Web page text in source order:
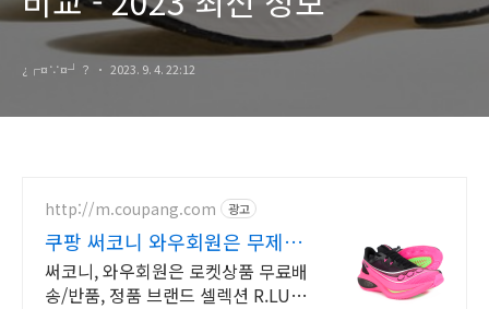
¿┌¤∵¤┘？ 2023. 9. 4. 22:12
http://m.coupang.com 광고
쿠팡 써코니 와우회원은 무제한
무료배송
써코니, 와우회원은 로켓상품 무료배
송/반품, 정품 브랜드 셀렉션 R.LUX